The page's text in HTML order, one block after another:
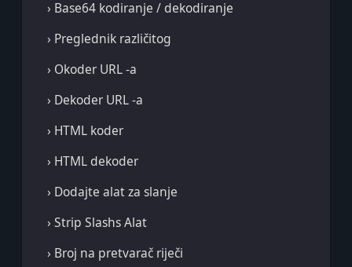
› Base64 kodiranje / dekodiranje
› Preglednik različitog
› Okoder URL -a
› Dekoder URL -a
› HTML koder
› HTML dekoder
› Dodajte alat za slanje
› Strip Slashs Alat
› Broj na pretvarač riječi